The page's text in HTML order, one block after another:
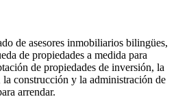
de asesores inmobiliarios bilingües,
de propiedades a medida para
de propiedades de inversión, la
la construcción y la administración de
arrendar.